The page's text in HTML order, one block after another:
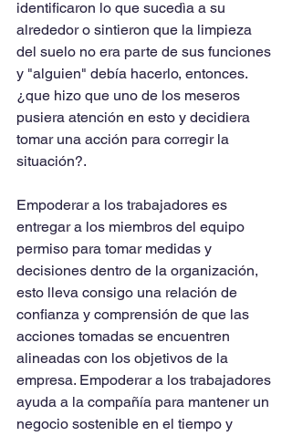
identificaron lo que sucedìa a su
alrededor o sintieron que la limpieza
del suelo no era parte de sus funciones
y "alguien" debía hacerlo, entonces.
¿que hizo que uno de los meseros
pusiera atención en esto y decidiera
tomar una acción para corregir la
situación?.
Empoderar a los trabajadores es
entregar a los miembros del equipo
permiso para tomar medidas y
decisiones dentro de la organización,
esto lleva consigo una relación de
confianza y comprensión de que las
acciones tomadas se encuentren
alineadas con los objetivos de la
empresa. Empoderar a los trabajadores
ayuda a la compañía para mantener un
negocio sostenible en el tiempo y